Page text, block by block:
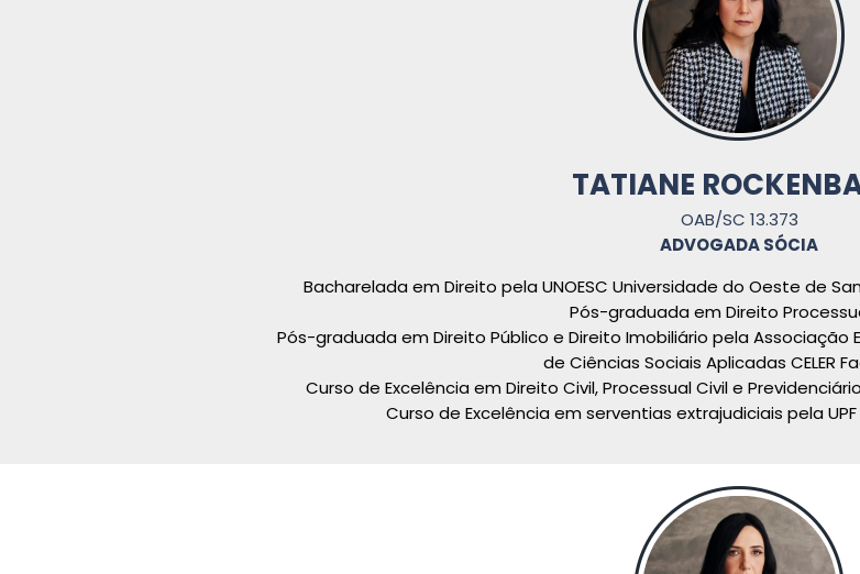
TATIANE
OAB/SC 13.373
ADVOGADA SÓCIA
Bacharelada em Direito pela UNOESC Universidade do Oeste de
Pós-graduada em Direito
Pós-graduada em Direito Público e Direito Imobiliário pela Associação
de Ciências Sociais Aplicadas CELER
Curso de Excelência em Direito Civil, Processual Civil e
Curso de Excelência em serventias extrajudiciais pela